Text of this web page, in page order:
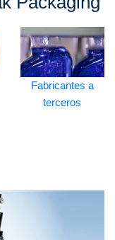
Fabricantes a
terceros